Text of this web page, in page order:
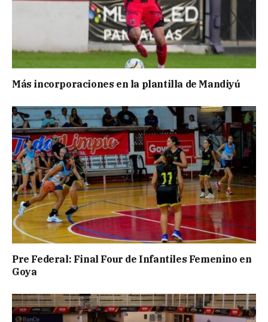
Más incorporaciones en la plantilla de Mandiyú
Pre Federal: Final Four de Infantiles Femenino en
Goya